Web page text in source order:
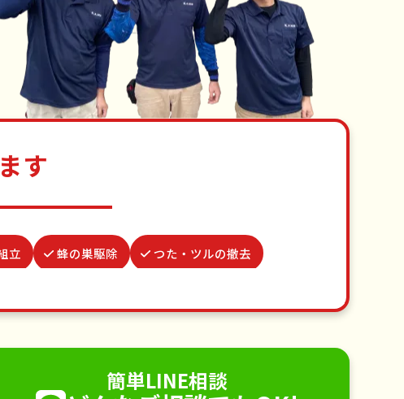
す
立 蜂の巣駆除 つた・ツルの撤去
伐採
簡単LINE相談